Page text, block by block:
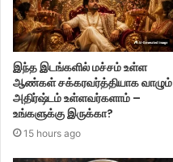
இந்த இடங்களில் மச்சம் உள்ள
ஆண்கள் சக்கரவர்த்தியாக வாழும்
அதிர்ஷ்டம் உள்ளவர்களாம் –
உங்களுக்கு இருக்கா?
15 hours ago